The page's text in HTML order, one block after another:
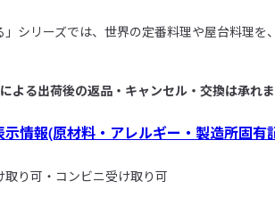
」シリーズでは、世界の定番料理や屋台料理を
よる出荷後の返品・キャンセル・交換は承れま
示情報(原材料・アレルギー・製造所固有
取り可・コンビニ受け取り可